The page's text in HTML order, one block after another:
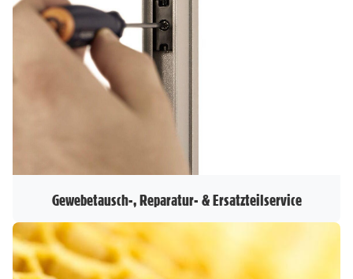
Gewebetausch-, Reparatur- & Ersatzteilservice